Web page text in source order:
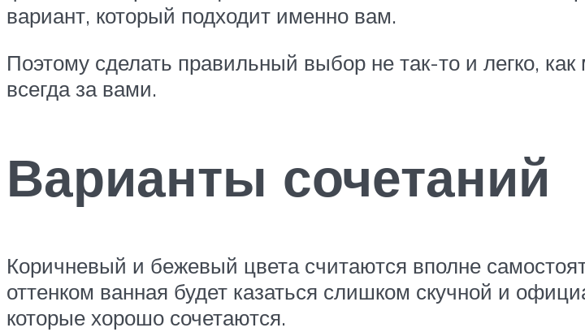
вариант, который подходит именно вам.
Поэтому сделать правильный выбор не так-то и легко,
всегда за вами.
Варианты сочетаний
Коричневый и бежевый цвета считаются вполне
оттенком ванная будет казаться слишком скучной и
которые хорошо сочетаются.